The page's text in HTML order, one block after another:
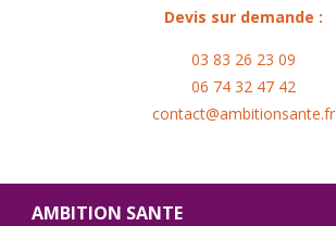
Devis sur demande :
03 83 26 23 09
06 74 32 47 42
contact@ambitionsante.fr
AMBITION SANTE